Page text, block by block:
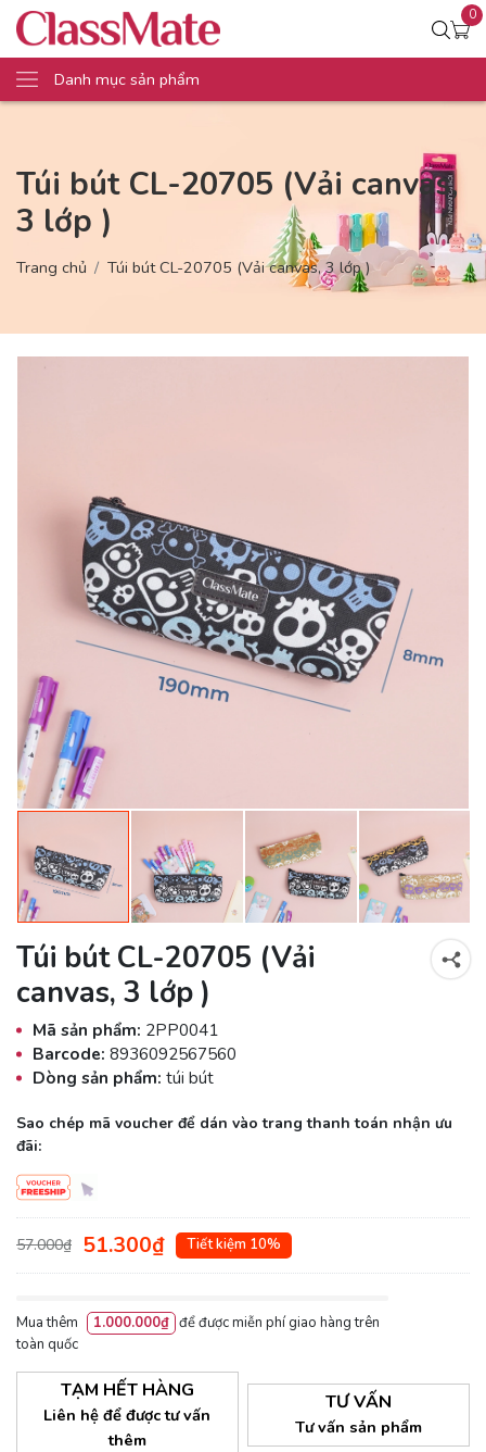
0
Danh mục sản phẩm
Túi bút CL-20705 (Vải canvas,
3 lớp )
Trang chủ Túi bút CL-20705 (Vải canvas, 3 lớp )
Túi bút CL-20705 (Vải
canvas, 3 lớp )
Mã sản phẩm: 2PP0041
Barcode: 8936092567560
Dòng sản phẩm: túi bút
Sao chép mã voucher để dán vào trang thanh toán nhận ưu
đãi:
57.000₫ 51.300₫ Tiết kiệm 10%
Mua thêm 1.000.000₫ để được miễn phí giao hàng trên
toàn quốc
TẠM HẾT HÀNG
Liên hệ để được tư vấn
thêm
TƯ VẤN
Tư vấn sản phẩm